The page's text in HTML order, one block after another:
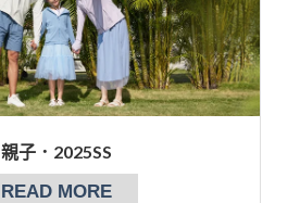
親子．2025SS
READ MORE